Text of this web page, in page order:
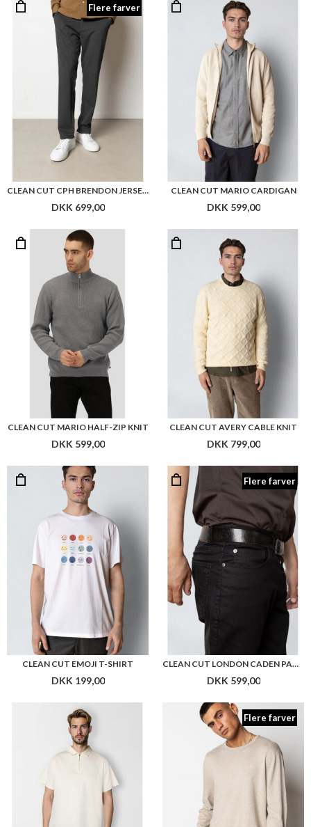
Flere farver
CLEAN CUT CPH BRENDON JERSEY PANTS
DKK 699,00
CLEAN CUT MARIO CARDIGAN
DKK 599,00
CLEAN CUT MARIO HALF-ZIP KNIT
DKK 599,00
CLEAN CUT AVERY CABLE KNIT
DKK 799,00
CLEAN CUT EMOJI T-SHIRT
DKK 199,00
Flere farver
CLEAN CUT LONDON CADEN PANTS
DKK 599,00
Flere farver